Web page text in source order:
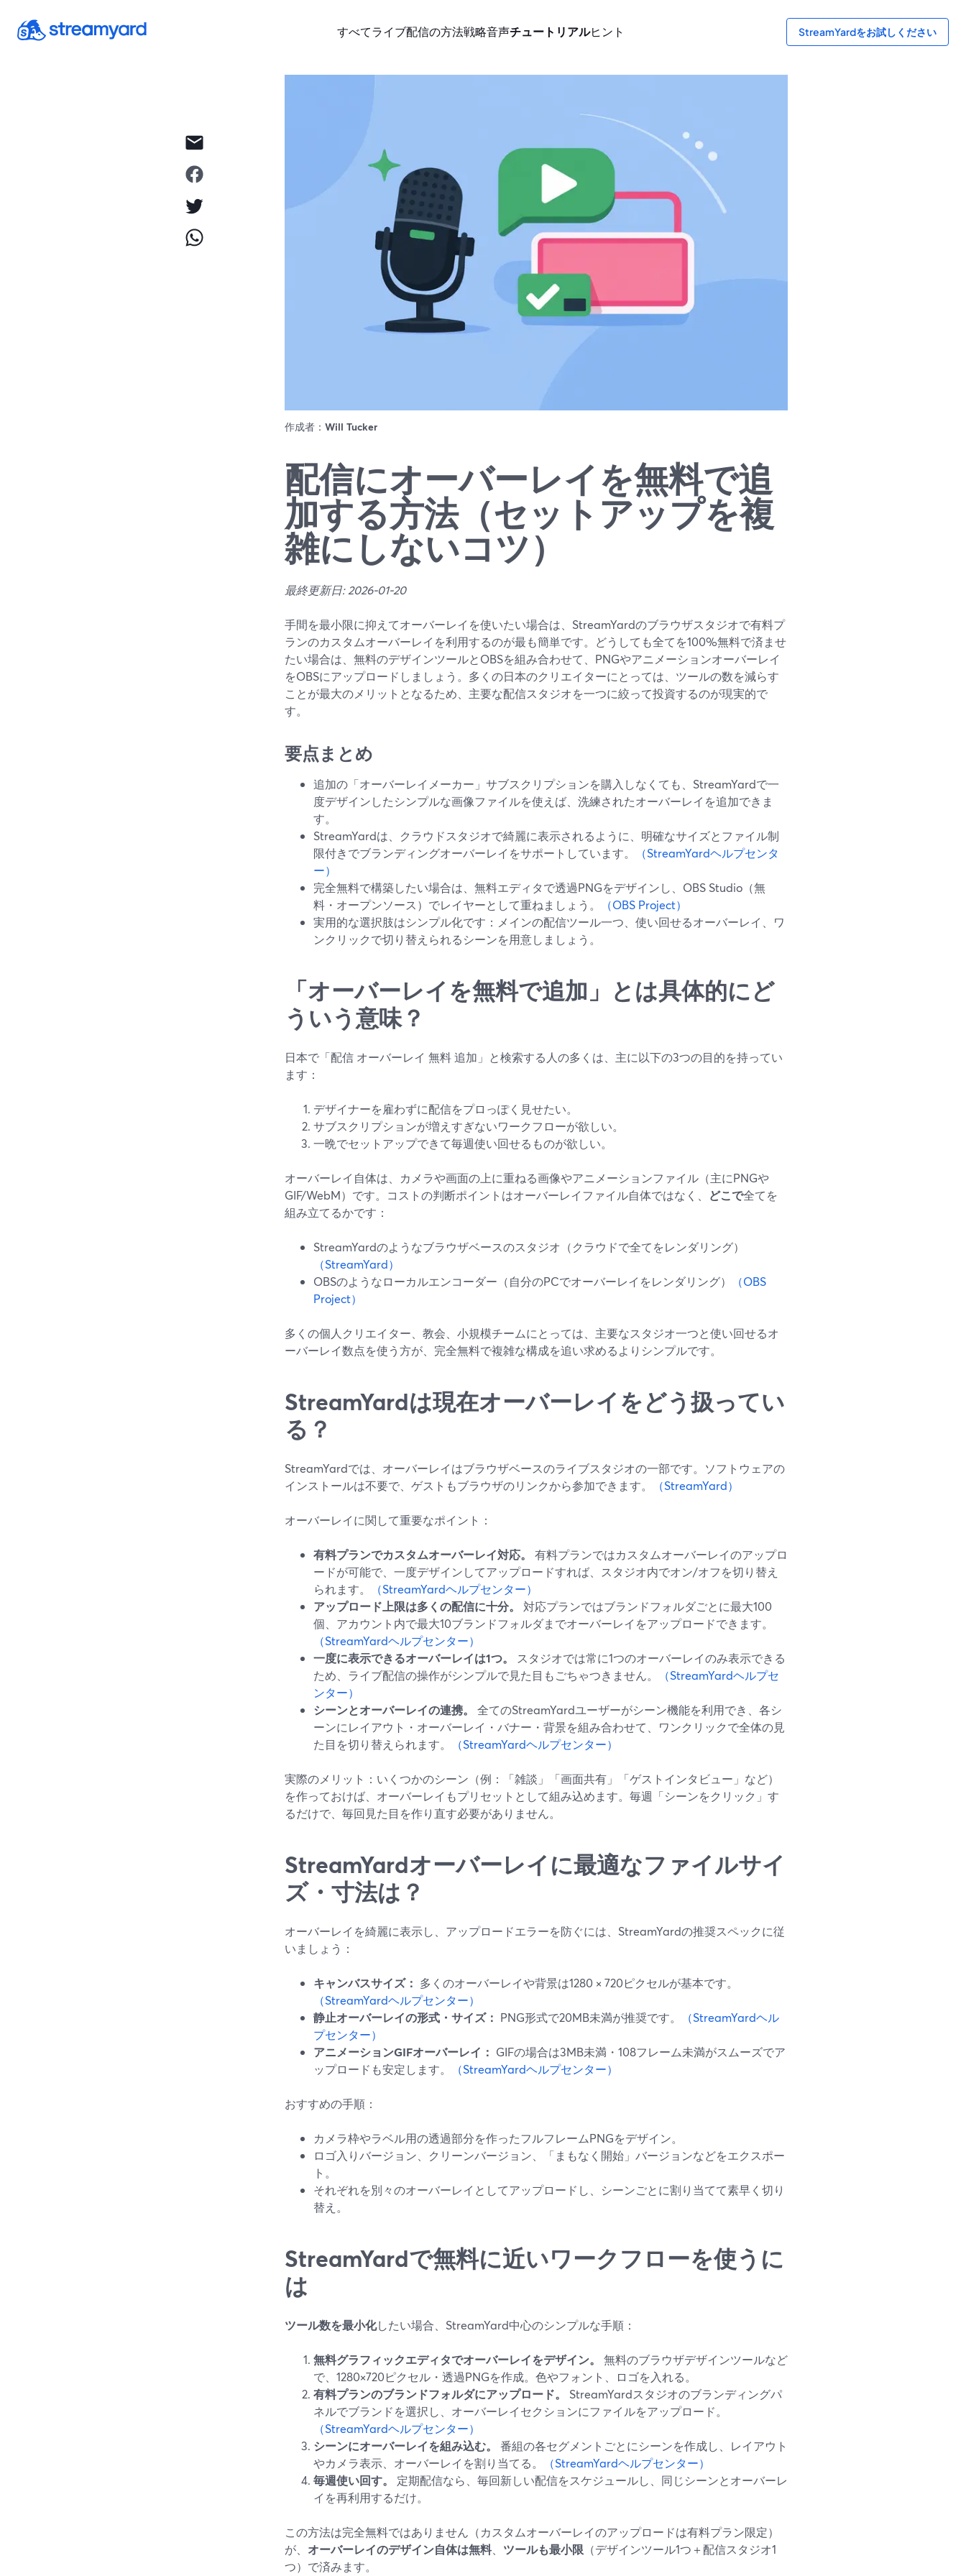
すべてライブ配信の方法戦略音声チュートリアルヒント StreamYardをお試しください
作成者： Will Tucker
配信にオーバーレイを無料で追
加する方法（セットアップを複
雑にしないコツ）
最終更新日: 2026-01-20
手間を最小限に抑えてオーバーレイを使いたい場合は、StreamYardのブラウザスタジオで有料プ
ランのカスタムオーバーレイを利用するのが最も簡単です。どうしても全てを100%無料で済ませ
たい場合は、無料のデザインツールとOBSを組み合わせて、PNGやアニメーションオーバーレイ
をOBSにアップロードしましょう。多くの日本のクリエイターにとっては、ツールの数を減らす
ことが最大のメリットとなるため、主要な配信スタジオを一つに絞って投資するのが現実的で
す。
要点まとめ
追加の「オーバーレイメーカー」サブスクリプションを購入しなくても、StreamYardで一
度デザインしたシンプルな画像ファイルを使えば、洗練されたオーバーレイを追加できま
す。
StreamYardは、クラウドスタジオで綺麗に表示されるように、明確なサイズとファイル制
限付きでブランディングオーバーレイをサポートしています。
（StreamYardヘルプセンタ
ー）
完全無料で構築したい場合は、無料エディタで透過PNGをデザインし、OBS Studio（無
料・オープンソース）でレイヤーとして重ねましょう。
（OBS Project）
実用的な選択肢はシンプル化です：メインの配信ツール一つ、使い回せるオーバーレイ、ワ
ンクリックで切り替えられるシーンを用意しましょう。
「オーバーレイを無料で追加」とは具体的にど
ういう意味？
日本で「配信 オーバーレイ 無料 追加」と検索する人の多くは、主に以下の3つの目的を持ってい
ます：
デザイナーを雇わずに配信をプロっぽく見せたい。
サブスクリプションが増えすぎないワークフローが欲しい。
一晩でセットアップできて毎週使い回せるものが欲しい。
オーバーレイ自体は、カメラや画面の上に重ねる画像やアニメーションファイル（主にPNGや
GIF/WebM）です。コストの判断ポイントはオーバーレイファイル自体ではなく、 どこで全てを
組み立てるかです：
StreamYardのようなブラウザベースのスタジオ（クラウドで全てをレンダリング）
（StreamYard）
OBSのようなローカルエンコーダー（自分のPCでオーバーレイをレンダリング）
（OBS
Project）
多くの個人クリエイター、教会、小規模チームにとっては、主要なスタジオ一つと使い回せるオ
ーバーレイ数点を使う方が、完全無料で複雑な構成を追い求めるよりシンプルです。
StreamYardは現在オーバーレイをどう扱ってい
る？
StreamYardでは、オーバーレイはブラウザベースのライブスタジオの一部です。ソフトウェアの
インストールは不要で、ゲストもブラウザのリンクから参加できます。
（StreamYard）
オーバーレイに関して重要なポイント：
有料プランでカスタムオーバーレイ対応。
有料プランではカスタムオーバーレイのアップロ
ードが可能で、一度デザインしてアップロードすれば、スタジオ内でオン/オフを切り替え
られます。
（StreamYardヘルプセンター）
アップロード上限は多くの配信に十分。
対応プランではブランドフォルダごとに最大100
個、アカウント内で最大10ブランドフォルダまでオーバーレイをアップロードできます。
（StreamYardヘルプセンター）
一度に表示できるオーバーレイは1つ。
スタジオでは常に1つのオーバーレイのみ表示できる
ため、ライブ配信の操作がシンプルで見た目もごちゃつきません。
（StreamYardヘルプセ
ンター）
シーンとオーバーレイの連携。
全てのStreamYardユーザーがシーン機能を利用でき、各シ
ーンにレイアウト・オーバーレイ・バナー・背景を組み合わせて、ワンクリックで全体の見
た目を切り替えられます。
（StreamYardヘルプセンター）
実際のメリット：いくつかのシーン（例：「雑談」「画面共有」「ゲストインタビュー」など）
を作っておけば、オーバーレイもプリセットとして組み込めます。毎週「シーンをクリック」す
るだけで、毎回見た目を作り直す必要がありません。
StreamYardオーバーレイに最適なファイルサイ
ズ・寸法は？
オーバーレイを綺麗に表示し、アップロードエラーを防ぐには、StreamYardの推奨スペックに従
いましょう：
キャンバスサイズ： 多くのオーバーレイや背景は1280 × 720ピクセルが基本です。
（StreamYardヘルプセンター）
静止オーバーレイの形式・サイズ： PNG形式で20MB未満が推奨です。
（StreamYardヘル
プセンター）
アニメーションGIFオーバーレイ： GIFの場合は3MB未満・108フレーム未満がスムーズでア
ップロードも安定します。
（StreamYardヘルプセンター）
おすすめの手順：
カメラ枠やラベル用の透過部分を作ったフルフレームPNGをデザイン。
ロゴ入りバージョン、クリーンバージョン、「まもなく開始」バージョンなどをエクスポー
ト。
それぞれを別々のオーバーレイとしてアップロードし、シーンごとに割り当てて素早く切り
替え。
StreamYardで無料に近いワークフローを使うに
は
ツール数を最小化したい場合、StreamYard中心のシンプルな手順：
無料グラフィックエディタでオーバーレイをデザイン。
無料のブラウザデザインツールなど
で、1280×720ピクセル・透過PNGを作成。色やフォント、ロゴを入れる。
有料プランのブランドフォルダにアップロード。
StreamYardスタジオのブランディングパ
ネルでブランドを選択し、オーバーレイセクションにファイルをアップロード。
（StreamYardヘルプセンター）
シーンにオーバーレイを組み込む。
番組の各セグメントごとにシーンを作成し、レイアウト
やカメラ表示、オーバーレイを割り当てる。
（StreamYardヘルプセンター）
毎週使い回す。
定期配信なら、毎回新しい配信をスケジュールし、同じシーンとオーバーレ
イを再利用するだけ。
この方法は完全無料ではありません（カスタムオーバーレイのアップロードは有料プラン限定）
が、 オーバーレイのデザイン自体は無料、 ツールも最小限 （デザインツール1つ＋配信スタジオ1
つ）で済みます。